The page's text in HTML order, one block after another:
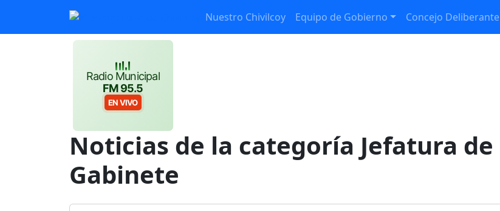
Nuestro Chivilcoy Equipo de Gobierno Concejo Deliberante
Radio Municipal
FM 95.5
EN VIVO
Noticias de la categoría Jefatura de
Gabinete